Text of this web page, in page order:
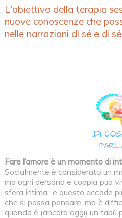
L'obiettivo della terapia
nuove conoscenze che
nelle narrazioni di sé e di
Fare l’amore è un momento di
Socialmente è considerato un
ma ogni persona e coppia può
sfera intima.. e questo accade
che si possa pensare, ma è
quando è (ancora oggi) un tabù